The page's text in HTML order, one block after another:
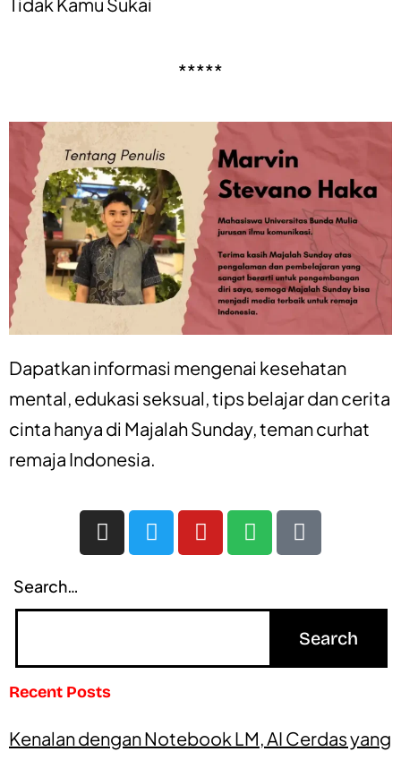
*****
Dapatkan informasi mengenai kesehatan
mental, edukasi seksual,tips belajardancerita
cinta hanya di Majalah Sunday, teman curhat
remaja Indonesia.
Search…
Recent Posts
Kenalan dengan Notebook LM, AI Cerdas yang